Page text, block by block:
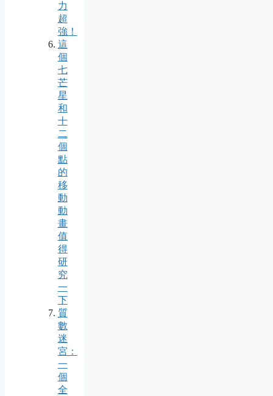
力
超
強！
這
個
七
芒
星
和
十
二
個
點
的
移
動
動
畫
值
得
研
究
一
下
質
數
迷
宮：
一
個
全